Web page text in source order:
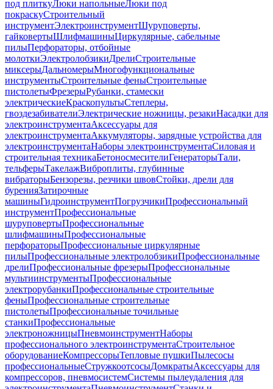
под плиткуЛюки напольныеЛюки под
покраскуСтроительный
инструментЭлектроинструментШуруповерты,
гайковертыШлифмашиныЦиркулярные, сабельные
пилыПерфораторы, отбойные
молоткиЭлектролобзикиДрелиСтроительные
миксерыДальномерыМногофункциональные
инструментыСтроительные феныСтроительные
пистолетыФрезерыРубанки, стамески
электрическиеКраскопультыСтеплеры,
гвоздезабивателиЭлектрические ножницы, резакиНасадки для
электроинструментаАксессуары для
электроинструментаАккумуляторы, зарядные устройства для
электроинструментаНаборы электроинструментаСиловая и
строительная техникаБетоносмесителиГенераторыТали,
тельферыТакелажВиброплиты, глубинные
вибраторыБензорезы, резчики швовСтойки, дрели для
буренияЗатирочные
машиныГидроинструментПогрузчикиПрофессиональный
инструментПрофессиональные
шуруповертыПрофессиональные
шлифмашиныПрофессиональные
перфораторыПрофессиональные циркулярные
пилыПрофессиональные электролобзикиПрофессиональные
дрелиПрофессиональные фрезерыПрофессиональные
мультиинструментыПрофессиональные
электрорубанкиПрофессиональные строительные
феныПрофессиональные строительные
пистолетыПрофессиональные точильные
станкиПрофессиональные
электроножницыПневмоинструментНаборы
профессионального электроинструментаСтроительное
оборудованиеКомпрессорыТепловые пушкиПылесосы
профессиональныеСтружкоотсосыДомкратыАксессуары для
компрессоров, пневмосистемСистемы пылеудаления для